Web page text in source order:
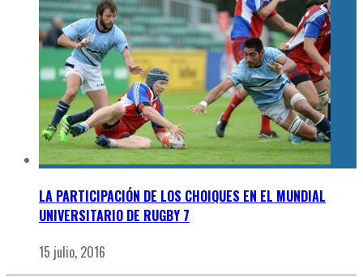
LA PARTICIPACIÓN DE LOS CHOIQUES EN EL MUNDIAL
UNIVERSITARIO DE RUGBY 7
15 julio, 2016